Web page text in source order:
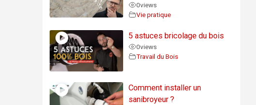
0views
Vie pratique
5 astuces bricolage du bois
0views
Travail du Bois
Comment installer un
sanibroyeur ?